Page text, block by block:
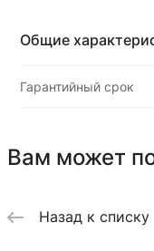
Общие
Гарантийный срок
Вам может
Назад к списку